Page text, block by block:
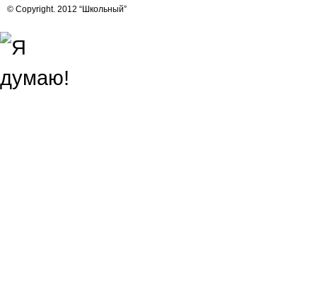
© Copyright. 2012 “Школьный”